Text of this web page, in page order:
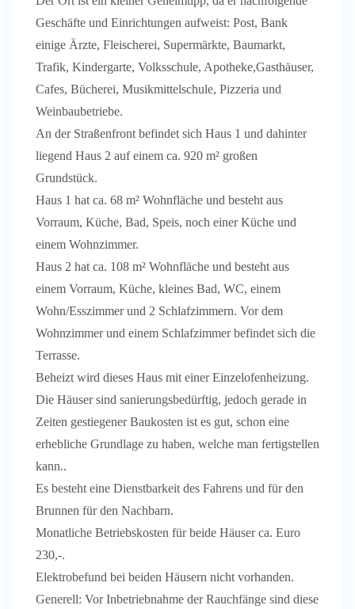
Geschäfte und Einrichtungen aufweist: Post, Bank
einige Ärzte, Fleischerei, Supermärkte, Baumarkt,
Trafik, Kindergarte, Volksschule, Apotheke,Gasthäuser,
Cafes, Bücherei, Musikmittelschule, Pizzeria und
Weinbaubetriebe.
An der Straßenfront befindet sich Haus 1 und dahinter
liegend Haus 2 auf einem ca. 920 m² großen
Grundstück.
Haus 1 hat ca. 68 m² Wohnfläche und besteht aus
Vorraum, Küche, Bad, Speis, noch einer Küche und
einem Wohnzimmer.
Haus 2 hat ca. 108 m² Wohnfläche und besteht aus
einem Vorraum, Küche, kleines Bad, WC, einem
Wohn/Esszimmer und 2 Schlafzimmern. Vor dem
Wohnzimmer und einem Schlafzimmer befindet sich die
Terrasse.
Beheizt wird dieses Haus mit einer Einzelofenheizung.
Die Häuser sind sanierungsbedürftig, jedoch gerade in
Zeiten gestiegener Baukosten ist es gut, schon eine
erhebliche Grundlage zu haben, welche man fertigstellen
kann..
Es besteht eine Dienstbarkeit des Fahrens und für den
Brunnen für den Nachbarn.
Monatliche Betriebskosten für beide Häuser ca. Euro
230,-.
Elektrobefund bei beiden Häusern nicht vorhanden.
Generell: Vor Inbetriebnahme der Rauchfänge sind diese